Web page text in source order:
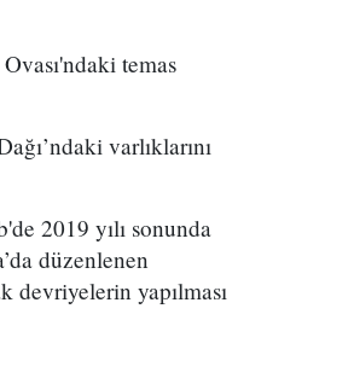
temas
varlıklarını
2019 yılı sonunda
düzenlenen
devriyelerin yapılması